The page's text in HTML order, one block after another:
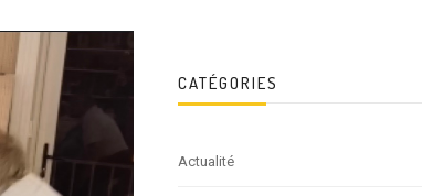
CATÉGORIES
Actualité